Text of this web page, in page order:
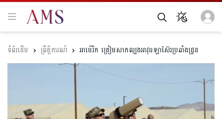
ព្រឹត្តិការណ៍ អាម៉េរិក ត្រៀមសាកល្បងអាវុធឡាស៊ែរប្រឆាំងដ្រូន